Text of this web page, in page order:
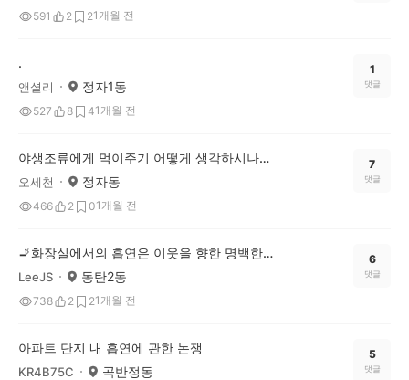
591 2 21개월 전
.
앤셜리 정자1동
527 8 41개월 전
1
댓글
야생조류에게 먹이주기 어떻게 생각하시나요?
오세천 정자동
466 2 01개월 전
7
댓글
🚬화장실에서의 흡연은 이웃을 향한 명백한 폭력
LeeJS 동탄2동
738 2 21개월 전
6
댓글
아파트 단지 내 흡연에 관한 논쟁
KR4B75C 곡반정동
5
댓글